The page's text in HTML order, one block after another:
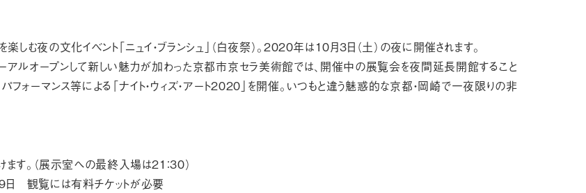
む夜の文化イベント「ニュイ・ブランシュ」（白夜祭）。2020年は10月3日（土）の夜に開催されます。
アルオープンして新しい魅力が加わった京都市京セラ美術館では、開催中の展覧会を夜間延長開館すること
ォーマンス等による「ナイト・ウィズ・アート2020」を開催。いつもと違う魅惑的な京都・岡崎で一夜限りの非
す。（展示室への最終入場は21：30）
日 観覧には有料チケットが必要